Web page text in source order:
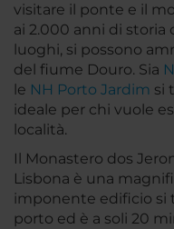
visitare il ponte e il
ai 2.000 anni di
luoghi, si possono
del fiume Douro. Sia
le NH Porto Jardim si
ideale per chi vuole
località.
Il Monastero dos
Lisbona è una
imponente edificio si
porto ed è a soli 20